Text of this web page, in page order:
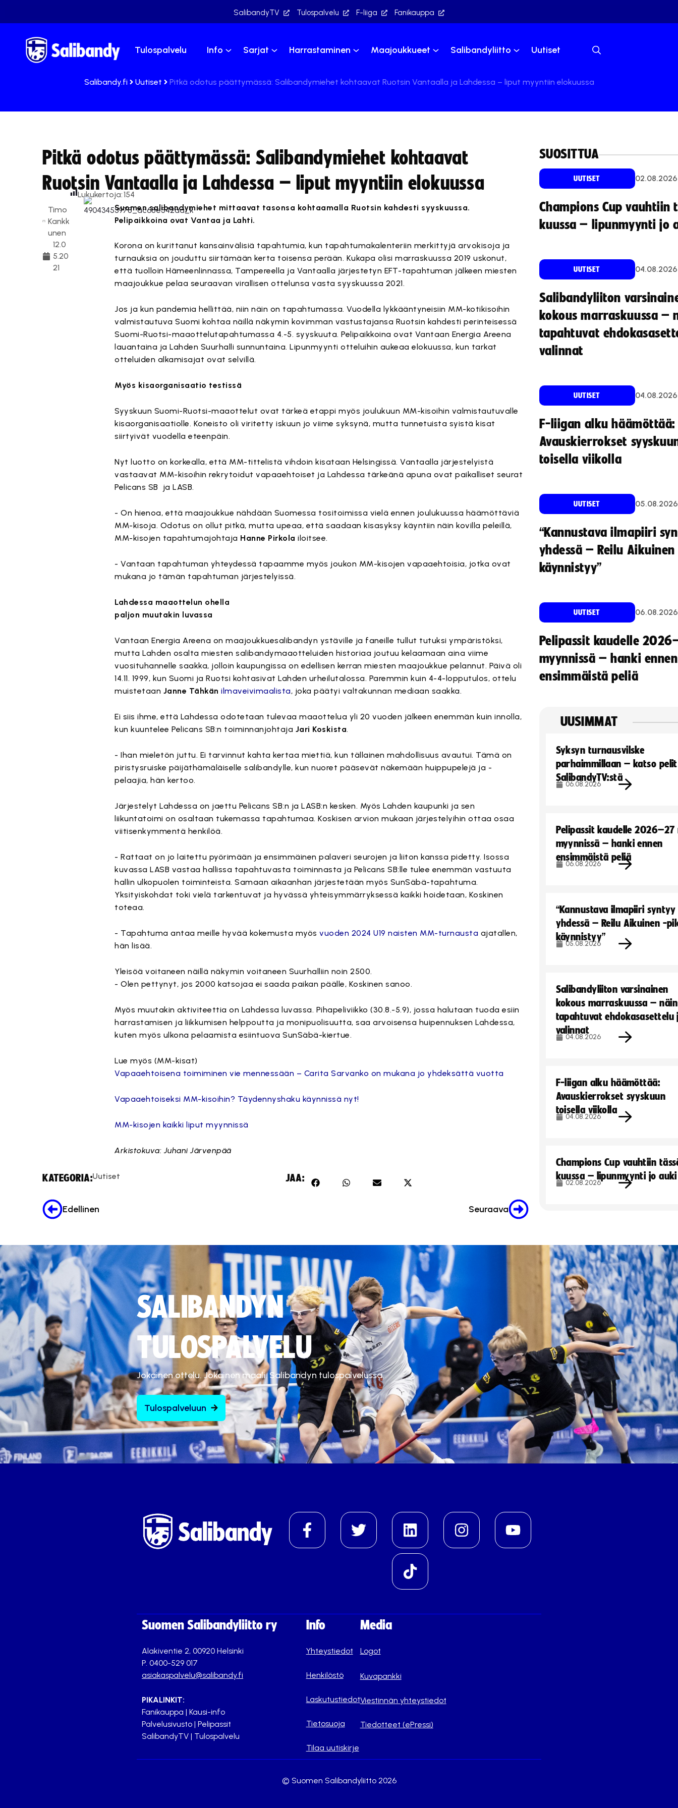
SalibandyTV Tulospalvelu F-liiga Fanikauppa
Tulospalvelu Info Sarjat Harrastaminen Maajoukkueet Salibandyliitto Uutiset
Salibandy.fi Uutiset Pitkä odotus päättymässä: Salibandymiehet kohtaavat Ruotsin Vantaalla ja Lahdessa – liput myyntiin elokuussa
Pitkä odotus päättymässä: Salibandymiehet kohtaavat
Ruotsin Vantaalla ja Lahdessa – liput myyntiin elokuussa
Timo
Kankk
unen
12.0
5.20
21
Lukukertoja:154
Suomen salibandymiehet mittaavat tasonsa kohtaamalla Ruotsin kahdesti syyskuussa.
Pelipaikkoina ovat Vantaa ja Lahti.
Korona on kurittanut kansainvälisiä tapahtumia, kun tapahtumakalenteriin merkittyjä arvokisoja ja
turnauksia on jouduttu siirtämään kerta toisensa perään. Kukapa olisi marraskuussa 2019 uskonut,
että tuolloin Hämeenlinnassa, Tampereella ja Vantaalla järjestetyn EFT-tapahtuman jälkeen miesten
maajoukkue pelaa seuraavan virallisen ottelunsa vasta syyskuussa 2021.
Jos ja kun pandemia hellittää, niin näin on tapahtumassa. Vuodella lykkääntyneisiin MM-kotikisoihin
valmistautuva Suomi kohtaa näillä näkymin kovimman vastustajansa Ruotsin kahdesti perinteisessä
Suomi-Ruotsi-maaottelutapahtumassa 4.-5. syyskuuta. Pelipaikkoina ovat Vantaan Energia Areena
lauantaina ja Lahden Suurhalli sunnuntaina. Lipunmyynti otteluihin aukeaa elokuussa, kun tarkat
otteluiden alkamisajat ovat selvillä.
Myös kisaorganisaatio testissä
Syyskuun Suomi-Ruotsi-maaottelut ovat tärkeä etappi myös joulukuun MM-kisoihin valmistautuvalle
kisaorganisaatiolle. Koneisto oli viritetty iskuun jo viime syksynä, mutta tunnetuista syistä kisat
siirtyivät vuodella eteenpäin.
Nyt luotto on korkealla, että MM-tittelistä vihdoin kisataan Helsingissä. Vantaalla järjestelyistä
vastaavat MM-kisoihin rekrytoidut vapaaehtoiset ja Lahdessa tärkeänä apuna ovat paikalliset seurat
Pelicans SB ja LASB.
- On hienoa, että maajoukkue nähdään Suomessa tositoimissa vielä ennen joulukuussa häämöttäviä
MM-kisoja. Odotus on ollut pitkä, mutta upeaa, että saadaan kisasyksy käyntiin näin kovilla peleillä,
MM-kisojen tapahtumajohtaja Hanne Pirkola iloitsee.
- Vantaan tapahtuman yhteydessä tapaamme myös joukon MM-kisojen vapaaehtoisia, jotka ovat
mukana jo tämän tapahtuman järjestelyissä.
Lahdessa maaottelun ohella
paljon muutakin luvassa
Vantaan Energia Areena on maajoukkuesalibandyn ystäville ja faneille tullut tutuksi ympäristöksi,
mutta Lahden osalta miesten salibandymaaotteluiden historiaa joutuu kelaamaan aina viime
vuosituhannelle saakka, jolloin kaupungissa on edellisen kerran miesten maajoukkue pelannut. Päivä oli
14.11. 1999, kun Suomi ja Ruotsi kohtasivat Lahden urheilutalossa. Paremmin kuin 4-4-lopputulos, ottelu
muistetaan Janne Tähkän ilmaveivimaalista, joka päätyi valtakunnan mediaan saakka.
Ei siis ihme, että Lahdessa odotetaan tulevaa maaottelua yli 20 vuoden jälkeen enemmän kuin innolla,
kun kuuntelee Pelicans SB:n toiminnanjohtaja Jari Koskista.
- Ihan mieletön juttu. Ei tarvinnut kahta kertaa miettiä, kun tällainen mahdollisuus avautui. Tämä on
piristysruiske päijäthämäläiselle salibandylle, kun nuoret pääsevät näkemään huippupelejä ja -
pelaajia, hän kertoo.
Järjestelyt Lahdessa on jaettu Pelicans SB:n ja LASB:n kesken. Myös Lahden kaupunki ja sen
liikuntatoimi on osaltaan tukemassa tapahtumaa. Koskisen arvion mukaan järjestelyihin ottaa osaa
viitisenkymmentä henkilöä.
- Rattaat on jo laitettu pyörimään ja ensimmäinen palaveri seurojen ja liiton kanssa pidetty. Isossa
kuvassa LASB vastaa hallissa tapahtuvasta toiminnasta ja Pelicans SB:lle tulee enemmän vastuuta
hallin ulkopuolen toiminteista. Samaan aikaanhan järjestetään myös SunSäbä-tapahtuma.
Yksityiskohdat toki vielä tarkentuvat ja hyvässä yhteisymmärryksessä kaikki hoidetaan, Koskinen
toteaa.
- Tapahtuma antaa meille hyvää kokemusta myösvuoden 2024 U19 naisten MM-turnausta ajatallen,
hän lisää.
Yleisöä voitaneen näillä näkymin voitaneen Suurhalliin noin 2500.
- Olen pettynyt, jos 2000 katsojaa ei saada paikan päälle, Koskinen sanoo.
Myös muutakin aktiviteettia on Lahdessa luvassa. Pihapeliviikko (30.8.-5.9), jossa halutaan tuoda esiin
harrastamisen ja liikkumisen helppoutta ja monipuolisuutta, saa arvoisensa huipennuksen Lahdessa,
kuten myös ulkona pelaamista esiintuova SunSäbä-kiertue.
Lue myös (MM-kisat)
Vapaaehtoisena toimiminen vie mennessään – Carita Sarvanko on mukana jo yhdeksättä vuotta
Vapaaehtoiseksi MM-kisoihin? Täydennyshaku käynnissä nyt!
MM-kisojen kaikki liput myynnissä
Arkistokuva: Juhani Järvenpää
KATEGORIA:Uutiset JAA:
Edellinen Seuraava
SUOSITTUA
UUTISET 02.08.2026
Champions Cup vauhtiin
kuussa – lipunmyynti jo
UUTISET 04.08.2026
Salibandyliiton
kokous marraskuussa –
tapahtuvat
valinnat
UUTISET 04.08.2026
F-liigan alku häämöttää:
Avauskierrokset
toisella viikolla
UUTISET 05.08.2026
“Kannustava ilmapiiri
yhdessä – Reilu
käynnistyy”
UUTISET 06.08.2026
Pelipassit kaudelle
myynnissä – hanki ennen
ensimmäistä peliä
UUSIMMAT
Syksyn turnausvilske
parhaimmillaan – katso pelit
SalibandyTV:stä
06.08.2026
Pelipassit kaudelle
myynnissä – hanki ennen
ensimmäistä peliä
06.08.2026
“Kannustava ilmapiiri syntyy
yhdessä – Reilu Aikuinen -
käynnistyy”
05.08.2026
Salibandyliiton varsinainen
kokous marraskuussa – näin
tapahtuvat ehdokasasettelu
valinnat
04.08.2026
F-liigan alku häämöttää:
Avauskierrokset syyskuun
toisella viikolla
04.08.2026
Champions Cup vauhtiin
kuussa – lipunmyynti jo auki
02.08.2026
SALIBANDYN
TULOSPALVELU
Jokainen ottelu. Jokainen maali. Salibandyn tulospalvelussa.
Tulospalveluun
Suomen Salibandyliitto ry
Alakiventie 2, 00920 Helsinki
P. 0400-529 017
asiakaspalvelu@salibandy.fi
PIKALINKIT:
Fanikauppa | Kausi-info
Palvelusivusto | Pelipassit
SalibandyTV | Tulospalvelu
Info
Yhteystiedot
Henkilöstö
Laskutustiedot
Tietosuoja
Tilaa uutiskirje
Media
Logot
Kuvapankki
Viestinnän yhteystiedot
Tiedotteet (ePressi)
© Suomen Salibandyliitto 2026